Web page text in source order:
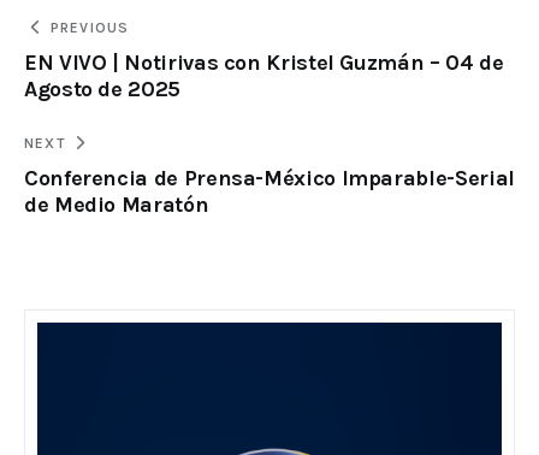
PREVIOUS
EN VIVO | Notirivas con Kristel Guzmán – 04 de
Agosto de 2025
NEXT
Conferencia de Prensa-México Imparable-Serial
de Medio Maratón